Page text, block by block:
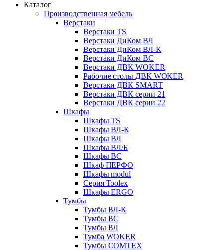
Каталог
Производственная мебель
Верстаки
Верстаки TS
Верстаки ДиКом ВЛ
Верстаки ДиКом ВЛ-К
Верстаки ДиКом ВС
Верстаки ДВК WOKER
Рабочие столы ДВК WOKER
Верстаки ДВК SMART
Верстаки ДВК серии 21
Верстаки ДВК серии 22
Шкафы
Шкафы TS
Шкафы ВЛ-К
Шкафы ВЛ
Шкафы ВЛ/Б
Шкафы ВС
Шкаф ПЕРФО
Шкафы modul
Серия Toolex
Шкафы ERGO
Тумбы
Тумбы ВЛ-К
Тумбы ВС
Тумбы ВЛ
Тумба WOKER
Тумбы COMTEX